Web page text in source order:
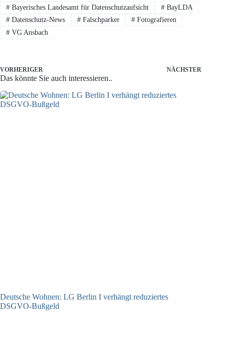
#Bayerisches Landesamt für Datenschutzaufsicht #BayLDA
#Datenschutz-News #Falschparker # Fotografieren
#VG Ansbach
VORHERIGER NÄCHSTER
Das könnte Sie auch interessieren..
Deutsche Wohnen: LG Berlin I verhängt reduziertes
DSGVO-Bußgeld